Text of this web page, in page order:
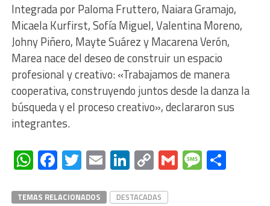
Integrada por Paloma Fruttero, Naiara Gramajo,
Micaela Kurfirst, Sofía Miguel, Valentina Moreno,
Johny Piñero, Mayte Suárez y Macarena Verón,
Marea nace del deseo de construir un espacio
profesional y creativo: «Trabajamos de manera
cooperativa, construyendo juntos desde la danza la
búsqueda y el proceso creativo», declararon sus
integrantes.
WhatsApp
Facebook
Twitter
EmailLinkedIn
Copy
Link
Gmail
TEMAS RELACIONADOS
DESTACADAS